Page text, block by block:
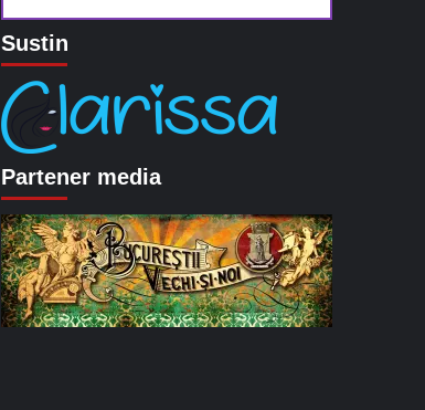
Sustin
Partener media